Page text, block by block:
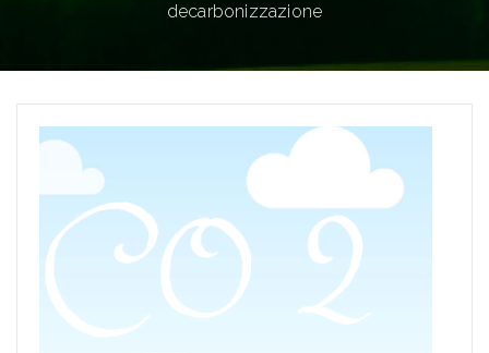
decarbonizzazione